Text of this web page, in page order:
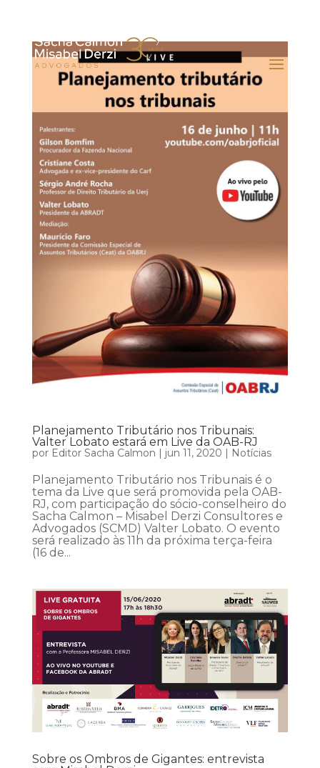
Planejamento Tributário nos Tribunais:
Valter Lobato estará em Live da OAB-RJ
por Editor Sacha Calmon | jun 11, 2020 | Notícias
Planejamento Tributário nos Tribunais é o
tema da Live que será promovida pela OAB-
RJ, com participação do sócio-conselheiro do
Sacha Calmon – Misabel Derzi Consultores e
Advogados (SCMD) Valter Lobato. O evento
será realizado às 11h da próxima terça-feira
(16 de...
Sobre os Ombros de Gigantes: entrevista